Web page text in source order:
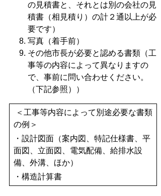
の見積書と、それとは別の会社の見
積書（相見積り）の計２通以上が必
要です）
写真（着手前）
その他市長が必要と認める書類（工
事等の内容によって異なりますの
で、事前に問い合わせください。
（下記参照））
＜工事等内容によって別途必要な書類
の例＞
・設計図面（案内図、特記仕様書、平
面図、立面図、電気配備、給排水設
備、外溝、ほか）
・構造計算書